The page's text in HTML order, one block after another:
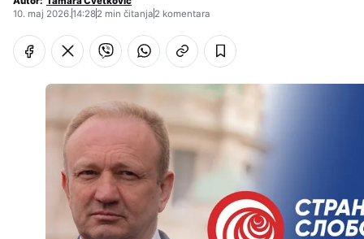
10. maj 2026.14:282 min čitanja 2 komentara